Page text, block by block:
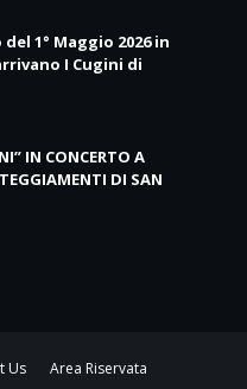
1° Maggio 2026 in
I Cugini di
IN CONCERTO A
DI SAN
Us Area Riservata